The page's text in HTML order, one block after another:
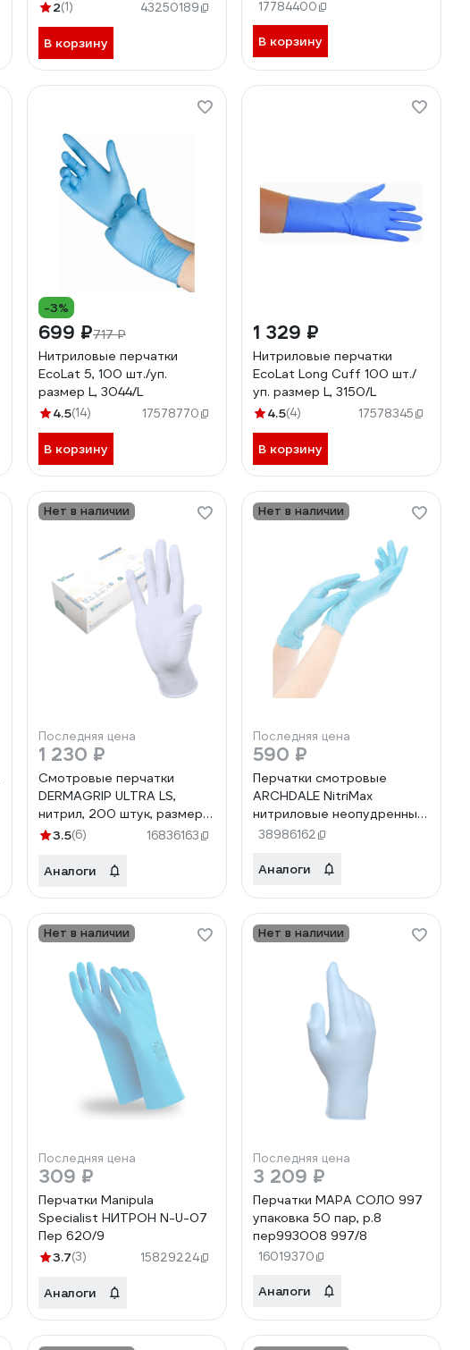
2(1) 43250189
В корзину
17784400
В корзину
-3%
699 ₽717 ₽
Нитриловые перчатки
EcoLat 5, 100 шт./уп.
размер L, 3044/L
4.5(14) 17578770
В корзину
1 329 ₽
Нитриловые перчатки
EcoLat Long Cuff 100 шт./
уп. размер L, 3150/L
4.5(4) 17578345
В корзину
Нет в наличии
Последняя цена
1 230 ₽
Смотровые перчатки
DERMAGRIP ULTRA LS,
нитрил, 200 штук, размер L
CT0000000549
3.5(6) 16836163
Аналоги
Нет в наличии
Последняя цена
590 ₽
Перчатки смотровые
ARCHDALE NitriMax
нитриловые неопудренные
голубые 3г 50 пар, р.L
38986162
Аналоги
Нет в наличии
Последняя цена
309 ₽
Перчатки Manipula
Specialist НИТРОН N-U-07
Пер 620/9
3.7(3) 15829224
Аналоги
Нет в наличии
Последняя цена
3 209 ₽
Перчатки MAPA СОЛО 997
упаковка 50 пар, р.8
пер993008 997/8
16019370
Аналоги